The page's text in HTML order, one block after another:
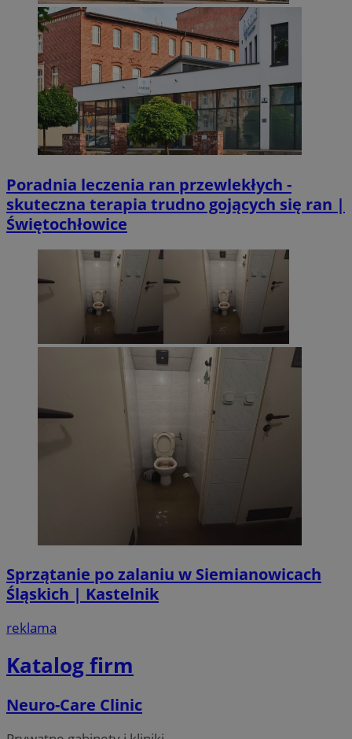
Poradnia leczenia ran przewlekłych -
skuteczna terapia trudno gojących się ran |
Świętochłowice
Sprzątanie po zalaniu w Siemianowicach
Śląskich | Kastelnik
reklama
Katalog firm
Neuro-Care Clinic